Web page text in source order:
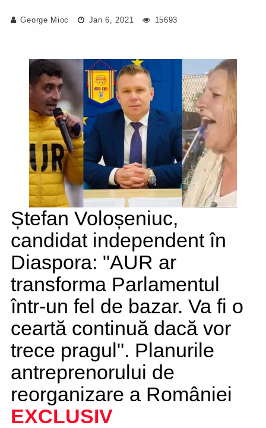
George Mioc Jan 6, 2021 15693
Ștefan Voloșeniuc,
candidat independent în
Diaspora: "AUR ar
transforma Parlamentul
într-un fel de bazar. Va fi o
ceartă continuă dacă vor
trece pragul". Planurile
antreprenorului de
reorganizare a României
EXCLUSIV